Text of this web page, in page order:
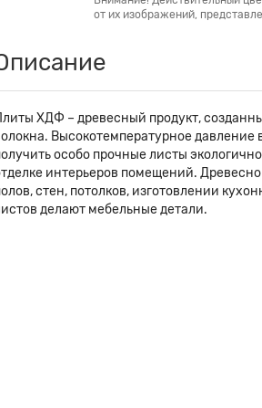
от их изображений,
ХДФ – древесный продукт,
Высокотемпературное
особо прочные листы
интерьеров помещений.
стен, потолков, изготовлении
делают мебельные детали.